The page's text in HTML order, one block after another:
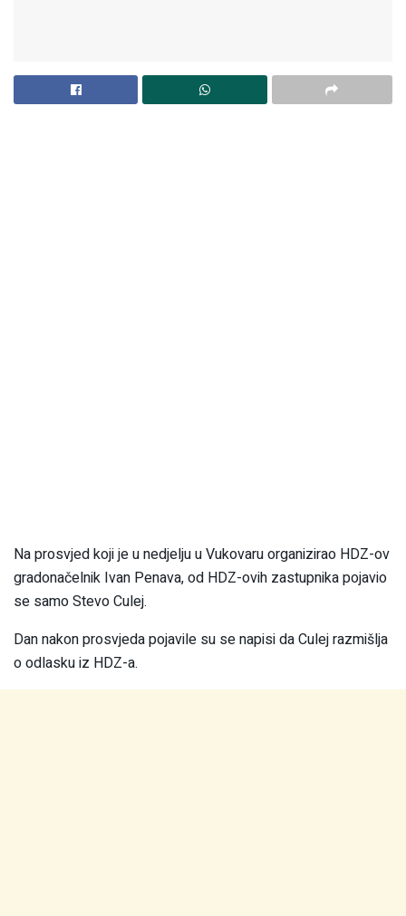
Na prosvjed koji je u nedjelju u Vukovaru organizirao HDZ-ov
gradonačelnik Ivan Penava, od HDZ-ovih zastupnika pojavio
se samo Stevo Culej.
Dan nakon prosvjeda pojavile su se napisi da Culej razmišlja
o odlasku iz HDZ-a.